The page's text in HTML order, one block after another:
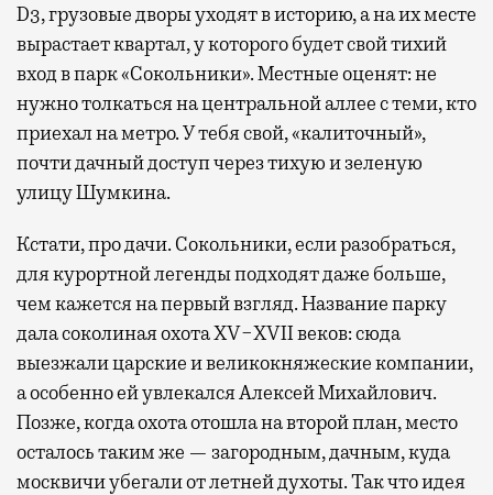
D3, грузовые дворы уходят в историю, а на их месте
вырастает квартал, у которого будет свой тихий
вход в парк «Сокольники». Местные оценят: не
нужно толкаться на центральной аллее с теми, кто
приехал на метро. У тебя свой, «калиточный»,
почти дачный доступ через тихую и зеленую
улицу Шумкина.
Кстати, про дачи. Сокольники, если разобраться,
для курортной легенды подходят даже больше,
чем кажется на первый взгляд. Название парку
дала соколиная охота XV−XVII веков: сюда
выезжали царские и великокняжеские компании,
а особенно ей увлекался Алексей Михайлович.
Позже, когда охота отошла на второй план, место
осталось таким же — загородным, дачным, куда
москвичи убегали от летней духоты. Так что идея